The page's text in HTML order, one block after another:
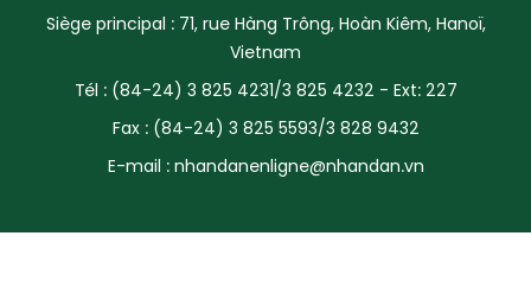
Siège principal : 71, rue Hàng Trông, Hoàn Kiêm, Hanoï,
Vietnam
Tél : (84-24) 3 825 4231/3 825 4232 - Ext: 227
Fax : (84-24) 3 825 5593/3 828 9432
E-mail : nhandanenligne@nhandan.vn